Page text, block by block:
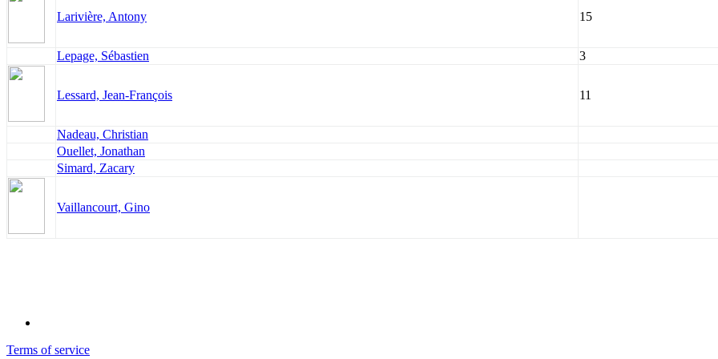
Larivière, Antony 15
Lepage, Sébastien 3
Lessard, Jean-François 11
Nadeau, Christian
Ouellet, Jonathan
Simard, Zacary
Vaillancourt, Gino
Terms of service